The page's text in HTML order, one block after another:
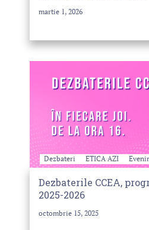
martie 1, 2026
Dezbateri ETICA AZI
Dezbaterile CCEA,
2025-2026
octombrie 15, 2025